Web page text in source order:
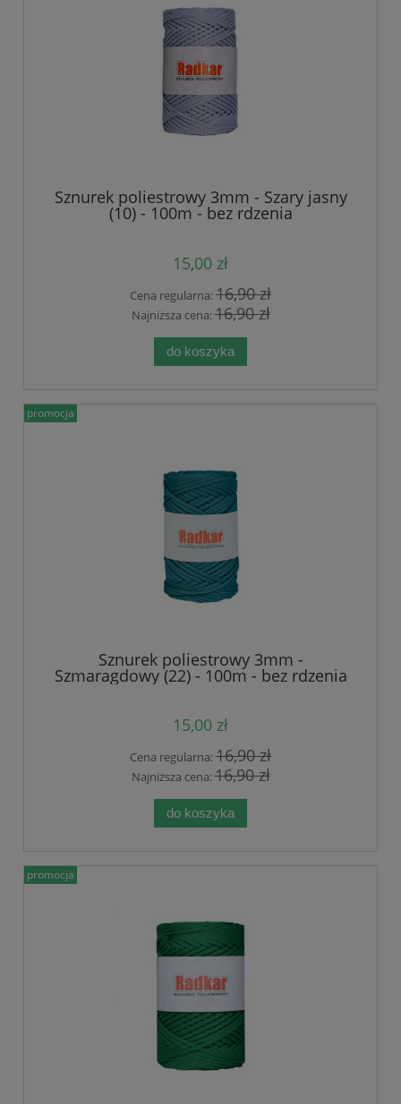
Sznurek poliestrowy 3mm - Szary jasny
(10) - 100m - bez rdzenia
15,00 zł
Cena regularna:16,90 zł
Najniższa cena:16,90 zł
do koszyka
Sznurek poliestrowy 3mm -
Szmaragdowy (22) - 100m - bez rdzenia
15,00 zł
Cena regularna:16,90 zł
Najniższa cena:16,90 zł
do koszyka
promocja
promocja